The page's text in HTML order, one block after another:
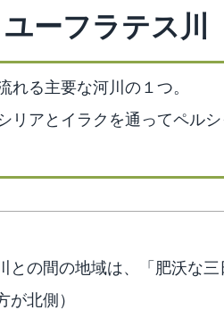
ーフラテス川
れる主要な河川の１つ。
リアとイラクを通ってペル
との間の地域は、「肥沃な三
が北側）